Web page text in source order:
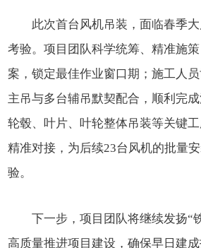
此次首台风机吊装，面临春季大
考验。项目团队科学统筹、精准施
案，锁定最佳作业窗口期；施工人
主吊与多台辅吊默契配合，顺利完成
轮毂、叶片、叶轮整体吊装等关键
精准对接，为后续23台风机的批量
验。
下一步，项目团队将继续发扬“铁
高质量推进项目建设，确保早日建